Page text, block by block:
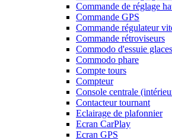
Commande de réglage
Commande GPS
Commande régulateur
Commande rétroviseurs
Commodo d'essuie glaces
Commodo phare
Compte tours
Compteur
Console centrale
Contacteur tournant
Eclairage de plafonnier
Ecran CarPlay
Ecran GPS